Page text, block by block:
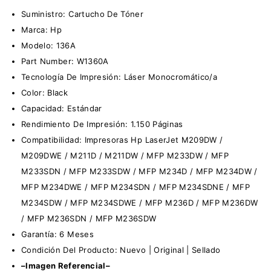
Suministro: Cartucho De Tóner
Marca: Hp
Modelo: 136A
Part Number: W1360A
Tecnología De Impresión: Láser Monocromático/a
Color: Black
Capacidad: Estándar
Rendimiento De Impresión: 1.150 Páginas
Compatibilidad: Impresoras Hp LaserJet M209DW /
M209DWE / M211D / M211DW / MFP M233DW / MFP
M233SDN / MFP M233SDW / MFP M234D / MFP M234DW /
MFP M234DWE / MFP M234SDN / MFP M234SDNE / MFP
M234SDW / MFP M234SDWE / MFP M236D / MFP M236DW
/ MFP M236SDN / MFP M236SDW
Garantía: 6 Meses
Condición Del Producto: Nuevo | Original | Sellado
–Imagen Referencial–